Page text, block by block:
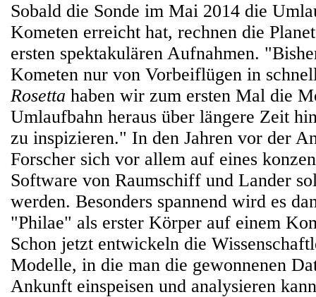
Sobald die Sonde im Mai 2014 die
Kometen erreicht hat, rechnen die
ersten spektakulären Aufnahmen.
Kometen nur von Vorbeiflügen in
Rosetta haben wir zum ersten Mal die
Umlaufbahn heraus über längere Zeit
zu inspizieren." In den Jahren vor der
Forscher sich vor allem auf eines
Software von Raumschiff und Lander
werden. Besonders spannend wird es
"Philae" als erster Körper auf einem
Schon jetzt entwickeln die
Modelle, in die man die gewonnenen
Ankunft einspeisen und analysieren